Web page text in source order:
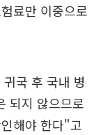
료만 이중으로
국 후 국내 병
되지 않으므로
해야 한다"고